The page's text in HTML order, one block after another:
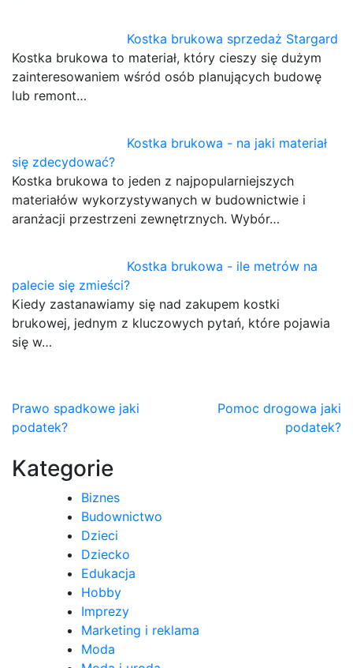
Kostka brukowa sprzedaż Stargard
Kostka brukowa to materiał, który cieszy się dużym
zainteresowaniem wśród osób planujących budowę
lub remont…
Kostka brukowa - na jaki materiał
się zdecydować?
Kostka brukowa to jeden z najpopularniejszych
materiałów wykorzystywanych w budownictwie i
aranżacji przestrzeni zewnętrznych. Wybór…
Kostka brukowa - ile metrów na
palecie się zmieści?
Kiedy zastanawiamy się nad zakupem kostki
brukowej, jednym z kluczowych pytań, które pojawia
się w…
Nawigacja
wpisu
Prawo spadkowe jaki
podatek?
Pomoc drogowa jaki
podatek?
Kategorie
Biznes
Budownictwo
Dzieci
Dziecko
Edukacja
Hobby
Imprezy
Marketing i reklama
Moda